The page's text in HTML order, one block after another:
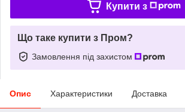
Купити з
Що таке купити з Пром?
Замовлення під захистом
Опис Характеристики Доставка